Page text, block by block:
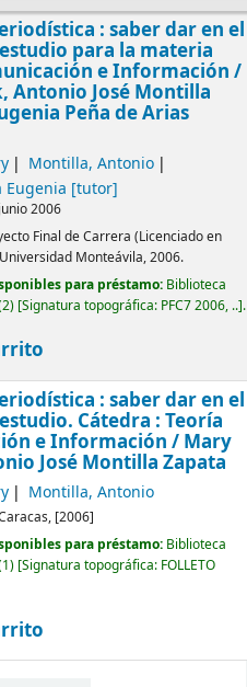
: saber dar en el
para la materia
e Información /
Antonio José Montilla
Peña de Arias
Montilla, Antonio
Eugenia [tutor]
junio 2006
Final de Carrera (Licenciado en
Monteávila, 2006.
para préstamo: Biblioteca
Signatura topográfica: PFC7 2006, .. .
: saber dar en el
Cátedra : Teoría
e Información / Mary
José Montilla Zapata
Montilla, Antonio
[2006]
para préstamo: Biblioteca
Signatura topográfica: FOLLETO